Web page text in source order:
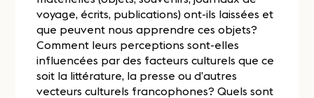
voyage, écrits, publications) ont-ils laissées et
que peuvent nous apprendre ces objets?
Comment leurs perceptions sont-elles
influencées par des facteurs culturels que ce
soit la littérature, la presse ou d’autres
vecteurs culturels francophones? Quels sont